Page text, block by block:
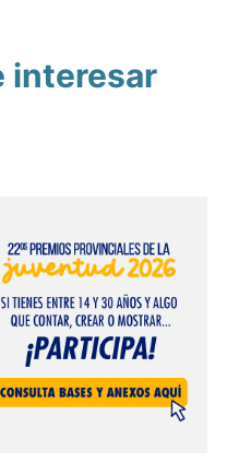
interesar